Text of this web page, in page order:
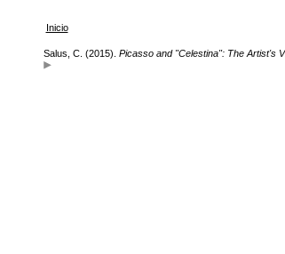
Inicio
Salus, C. (2015). Picasso and "Celestina": The Artist's